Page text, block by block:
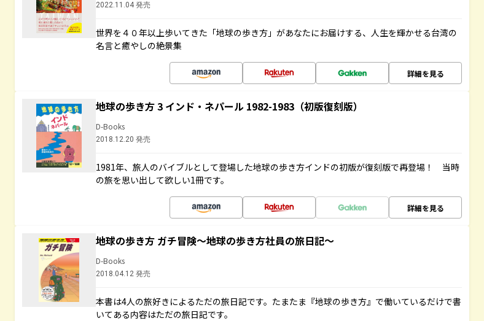
2022.11.04 発売
世界を４０年以上歩いてきた「地球の歩き方」があなたにお届けする、人生を輝かせる台湾の
名言と癒やしの絶景集
詳細を見る
地球の歩き方 3 インド・ネパール 1982-1983（初版復刻版）
D-Books
2018.12.20 発売
1981年、旅人のバイブルとして登場した地球の歩き方インドの初版が復刻版で再登場！ 当時
の旅を思い出して欲しい1冊です。
詳細を見る
地球の歩き方 ガチ冒険～地球の歩き方社員の旅日記～
D-Books
2018.04.12 発売
本書は4人の旅好きによるただの旅日記です。たまたま『地球の歩き方』で働いているだけで書
いてある内容はただの旅日記です。